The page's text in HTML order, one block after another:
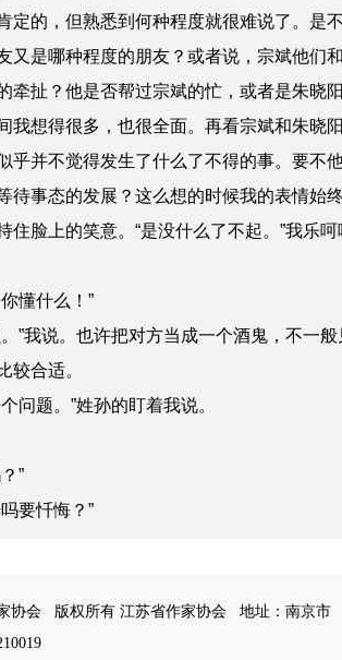
定的，但熟悉到何种程度就很难说了。是
又是哪种程度的朋友？或者说，宗斌他们
牵扯？他是否帮过宗斌的忙，或者是朱晓
我想得很多，也很全面。再看宗斌和朱晓
乎并不觉得发生了什么了不得的事。要不
待事态的发展？这么想的时候我的表情始
住脸上的笑意。“是没什么了不起。”我乐呵
懂什么！”
我说。也许把对方当成一个酒鬼，不一般
较合适。
题。”姓孙的盯着我说。
”
要忏悔？”
协会 版权所有 江苏省作家协会
地址：南京市